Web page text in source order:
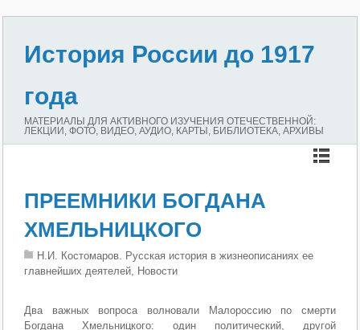
История России до 1917
года
МАТЕРИАЛЫ ДЛЯ АКТИВНОГО ИЗУЧЕНИЯ ОТЕЧЕСТВЕННОЙ:
ЛЕКЦИИ, ФОТО, ВИДЕО, АУДИО, КАРТЫ, БИБЛИОТЕКА, АРХИВЫ
ПРЕЕМНИКИ БОГДАНА
ХМЕЛЬНИЦКОГО
Н.И. Костомаров. Русская история в жизнеописаниях ее
главнейших деятелей, Новости
Два важных вопроса волновали Малороссию по смерти
Богдана Хмельницкого: один политический, другой